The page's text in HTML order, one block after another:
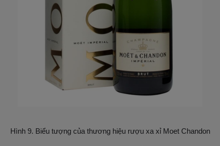
Hình 9. Biểu tượng của thương hiệu rượu xa xỉ Moet Chandon